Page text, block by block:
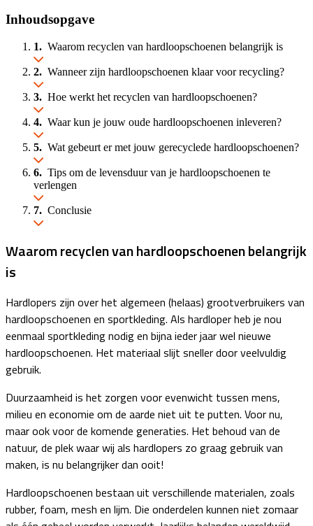
Inhoudsopgave
Waarom recyclen van hardloopschoenen belangrijk is
Wanneer zijn hardloopschoenen klaar voor recycling?
Hoe werkt het recyclen van hardloopschoenen?
Waar kun je jouw oude hardloopschoenen inleveren?
Wat gebeurt er met jouw gerecyclede hardloopschoenen?
Tips om de levensduur van je hardloopschoenen te
verlengen
Conclusie
Waarom recyclen van hardloopschoenen belangrijk
is
Hardlopers zijn over het algemeen (helaas) grootverbruikers van
hardloopschoenen en sportkleding. Als hardloper heb je nou
eenmaal sportkleding nodig en bijna ieder jaar wel nieuwe
hardloopschoenen. Het materiaal slijt sneller door veelvuldig
gebruik.
Duurzaamheid is het zorgen voor evenwicht tussen mens,
milieu en economie om de aarde niet uit te putten. Voor nu,
maar ook voor de komende generaties. Het behoud van de
natuur, de plek waar wij als hardlopers zo graag gebruik van
maken, is nu belangrijker dan ooit!
Hardloopschoenen bestaan uit verschillende materialen, zoals
rubber, foam, mesh en lijm. Die onderdelen kunnen niet zomaar